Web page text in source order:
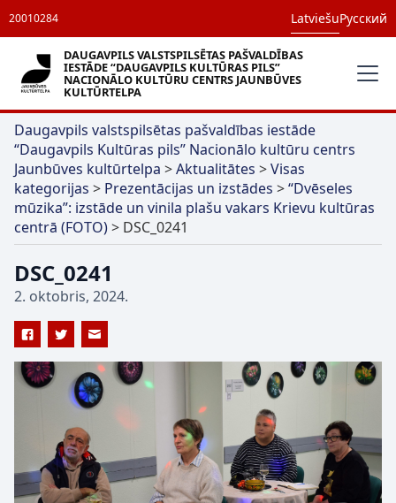
20010284 LatviešuРусский
DAUGAVPILS VALSTSPILSĒTAS PAŠVALDĪBAS
IESTĀDE “DAUGAVPILS KULTŪRAS PILS”
NACIONĀLO KULTŪRU CENTRS JAUNBŪVES
KULTŪRTELPA
Daugavpils valstspilsētas pašvaldības iestāde
“Daugavpils Kultūras pils” Nacionālo kultūru centrs
Jaunbūves kultūrtelpa >Aktualitātes >Visas
kategorijas > Prezentācijas un izstādes >“Dvēseles
mūzika”: izstāde un vinila plašu vakars Krievu kultūras
centrā (FOTO)> DSC_0241
DSC_0241
2. oktobris, 2024.